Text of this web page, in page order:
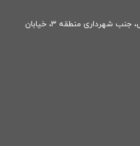
نشانی: تهران، خیابان دکتر شریعتی، جنب شهرداری منطقه ۳، خیابان